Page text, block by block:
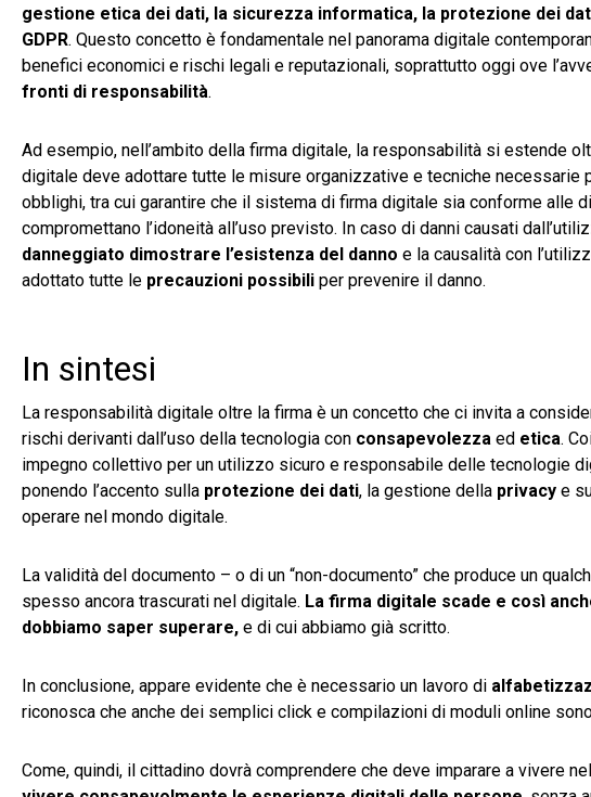
gestione etica dei dati, la sicurezza informatica, la protezione dei
GDPR. Questo concetto è fondamentale nel panorama digitale
benefici economici e rischi legali e reputazionali, soprattutto oggi ove
fronti di responsabilità.
Ad esempio, nell’ambito della firma digitale, la responsabilità si estende
digitale deve adottare tutte le misure organizzative e tecniche necessarie
obblighi, tra cui garantire che il sistema di firma digitale sia conforme alle
compromettano l’idoneità all’uso previsto. In caso di danni causati
danneggiato dimostrare l’esistenza del danno e la causalità con
adottato tutte le precauzioni possibili per prevenire il danno.
In sintesi
La responsabilità digitale oltre la firma è un concetto che ci invita a
rischi derivanti dall’uso della tecnologia con consapevolezza ed etica.
impegno collettivo per un utilizzo sicuro e responsabile delle tecnologie
ponendo l’accento sulla protezione dei dati, la gestione della privacy e
operare nel mondo digitale.
La validità del documento – o di un “non-documento” che produce un
spesso ancora trascurati nel digitale. La firma digitale scade e così
dobbiamo saper superare, e di cui abbiamo già scritto.
In conclusione, appare evidente che è necessario un lavoro di
riconosca che anche dei semplici click e compilazioni di moduli online
Come, quindi, il cittadino dovrà comprendere che deve imparare a vivere